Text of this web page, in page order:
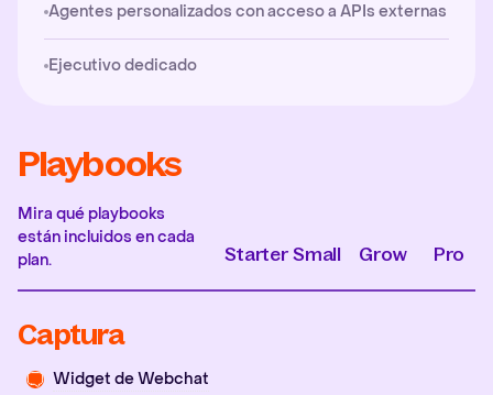
Agentes personalizados con acceso a APIs externas
Ejecutivo dedicado
Playbooks
Mira qué playbooks
están incluidos en cada
plan.
Starter Small Grow Pro
Captura
Widget de Webchat